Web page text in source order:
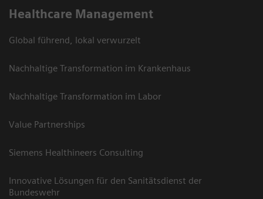
Healthcare Management
Global führend, lokal verwurzelt
Nachhaltige Transformation im Krankenhaus
Nachhaltige Transformation im Labor
Value Partnerships
Siemens Healthineers Consulting
Innovative Lösungen für den Sanitätsdienst der
Bundeswehr